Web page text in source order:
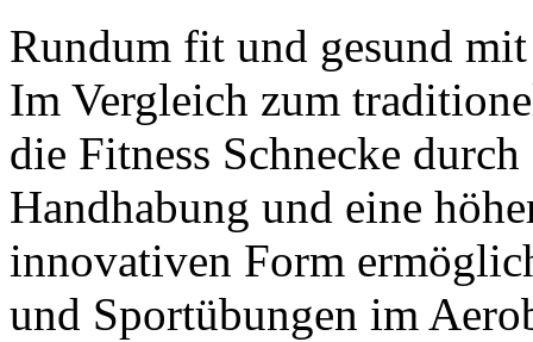
Rundum fit und gesund
Im Vergleich zum
die Fitness Schnecke
Handhabung und eine
innovativen Form
und Sportübungen im